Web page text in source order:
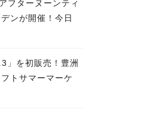
フターヌーンティ
ンが開催！今日
」を初販売！豊洲
トサマーマーケ